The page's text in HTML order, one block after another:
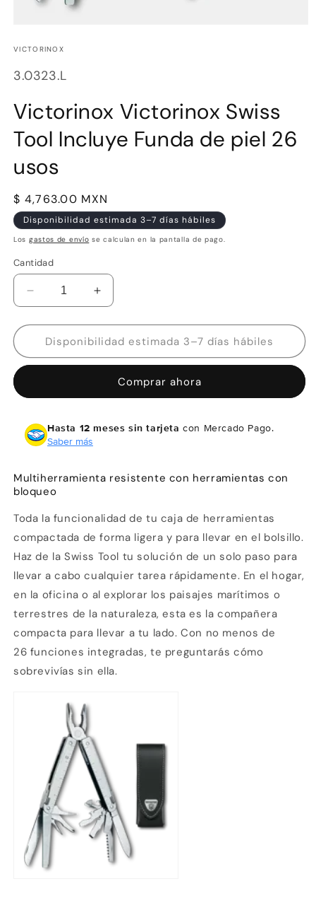
multimedia
en
una
modal
VICTORINOX
SKU:
3.0323.L
Victorinox Victorinox Swiss
Tool Incluye Funda de piel 26
usos
Precio
habitual
$ 4,763.00 MXN
Disponibilidad estimada 3–7 días hábiles
Los gastos de envío se calculan en la pantalla de pago.
Cantidad
Reducir
cantidad
para
Victorinox
Victorinox
Incluye
de
piel
usos
Aumentar
cantidad
para
Victorinox
Victorinox
Tool
Incluye
de
usos
Disponibilidad estimada 3–7 días hábiles
Comprar ahora
Hasta 12 meses sin tarjeta con Mercado Pago.
Saber más
Multiherramienta resistente con herramientas con
bloqueo
Toda la funcionalidad de tu caja de herramientas
compactada de forma ligera y para llevar en el bolsillo.
Haz de la Swiss Tool tu solución de un solo paso para
llevar a cabo cualquier tarea rápidamente. En el hogar,
en la oficina o al explorar los paisajes marítimos o
terrestres de la naturaleza, esta es la compañera
compacta para llevar a tu lado. Con no menos de
26 funciones integradas, te preguntarás cómo
sobrevivías sin ella.
Compra ahora y paga a meses
sin tarjeta de crédito